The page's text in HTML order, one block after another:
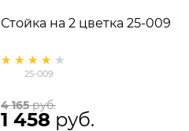
Стойка на 2 цветка 25-009
25-009
4 165 руб.
1 458 руб.